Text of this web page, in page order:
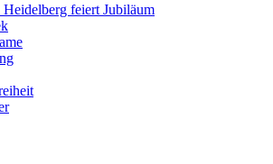
feiert Jubiläum